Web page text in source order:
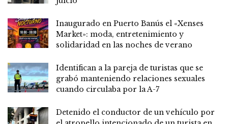
Inaugurado en Puerto Banús el «Xenses
Market»: moda, entretenimiento y
solidaridad en las noches de verano
Identifican a la pareja de turistas que se
grabó manteniendo relaciones sexuales
cuando circulaba por la A-7
Detenido el conductor de un vehículo por